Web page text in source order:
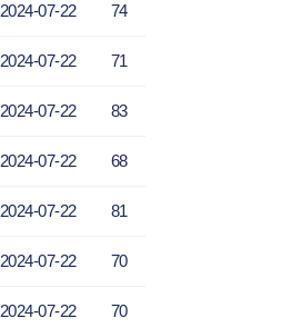
2024-07-22 74
2024-07-22 71
2024-07-22 83
2024-07-22 68
2024-07-22 81
2024-07-22 70
2024-07-22 70